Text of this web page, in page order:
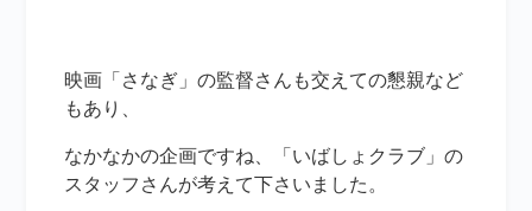
映画「さなぎ」の監督さんも交えての懇親など
もあり、
なかなかの企画ですね、「いばしょクラブ」の
スタッフさんが考えて下さいました。